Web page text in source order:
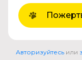
Авторизуйтесь или